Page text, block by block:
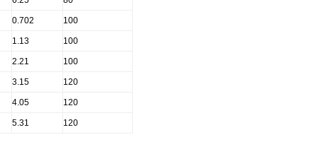
0.702 100
1.13 100
2.21 100
3.15 120
4.05 120
5.31 120